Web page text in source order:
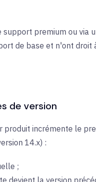
premium ou via
de base et n'ont droit
de version
produit incrémente le
14.x) :
;